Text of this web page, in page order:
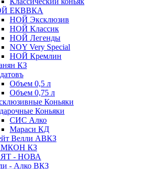
ЕКВВКА
НОЙ Эксклюзив
НОЙ Классик
НОЙ Легенды
NOY Very Speсial
НОЙ Кремлин
КЗ
Объем 0,5 л
Объем 0,75 л
Коньяки
Коньяки
СИС Алко
Мараси КД
Велли АВКЗ
КЗ
- НОВА
- Алко ВКЗ